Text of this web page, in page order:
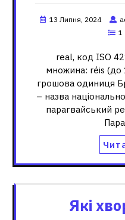
13 Липня, 2024
1
real, код ISO
множина: réis (до
грошова одиниця
– назва
парагвайський
Які